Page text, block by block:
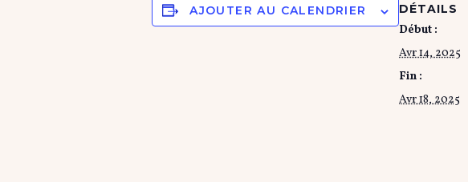
AJOUTER AU CALENDRIER DÉTAILS
Début :
Avr 14, 2025
Fin :
Avr 18, 2025